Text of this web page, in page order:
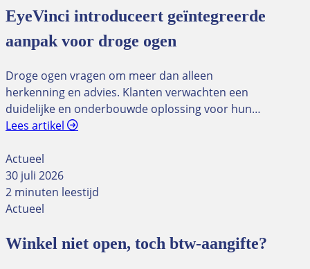
EyeVinci introduceert geïntegreerde
aanpak voor droge ogen
Droge ogen vragen om meer dan alleen
herkenning en advies. Klanten verwachten een
duidelijke en onderbouwde oplossing voor hun…
Lees artikel
Actueel
30 juli 2026
2 minuten leestijd
Actueel
Winkel niet open, toch btw-aangifte?